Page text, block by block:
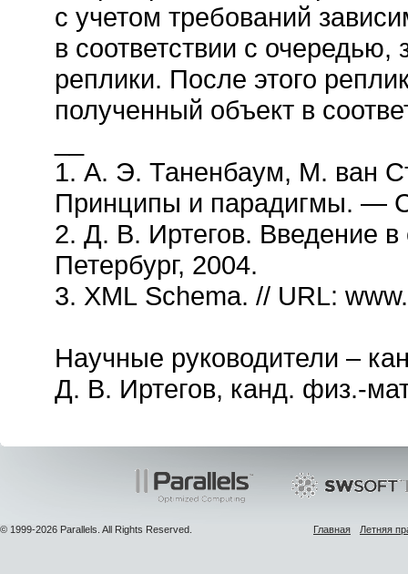
с учетом требований
в соответствии с
реплики. После этого
полученный объект в
1. А. Э. Таненбаум, М. ван
Принципы и парадигмы. —
2. Д. В. Иртегов. Введение
Петербург, 2004.
3. XML Schema. // URL:
Научные руководители –
Д. В. Иртегов, канд. физ.-
© 1999-2026 Parallels. All Rights Reserved. Главная Летняя